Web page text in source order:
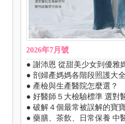
2026年7月號
● 謝沛恩 從甜美少女到優雅
● 剖婦產媽媽各階段照護大全
● 產檢與生產醫院怎麼選？
● 好醫師５大檢驗標準 選對
● 破解４個最常被誤解的寶
● 藥膳、茶飲、日常保養 中